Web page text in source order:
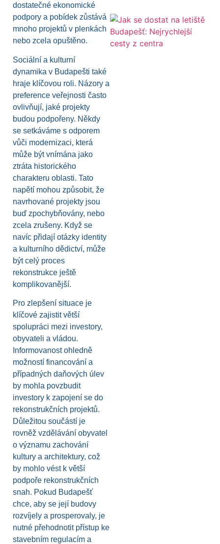
dostatečné ekonomické
podpory a pobídek zůstává
mnoho projektů v plenkách
nebo zcela opuštěno.
Sociální a kulturní
dynamika v Budapešti také
hraje klíčovou roli. Názory a
preference veřejnosti často
ovlivňují, jaké projekty
budou podpořeny. Někdy
se setkáváme s odporem
vůči modernizaci, která
může být vnímána jako
ztráta historického
charakteru oblasti. Tato
napětí mohou způsobit, že
navrhované projekty jsou
buď zpochybňovány, nebo
zcela zrušeny. Když se
navíc přidají otázky identity
a kulturního dědictví, může
být celý proces
rekonstrukce ještě
komplikovanější.
Pro zlepšení situace je
klíčové zajistit větší
spolupráci mezi investory,
obyvateli a vládou.
Informovanost ohledně
možností financování a
případných daňových úlev
by mohla povzbudit
investory k zapojení se do
rekonstrukčních projektů.
Důležitou součástí je
rovněž vzdělávání obyvatel
o významu zachování
kultury a architektury, což
by mohlo vést k větší
podpoře rekonstrukčních
snah. Pokud Budapešť
chce, aby se její budovy
rozvíjely a prosperovaly, je
nutné přehodnotit přístup ke
stavebním regulacím a